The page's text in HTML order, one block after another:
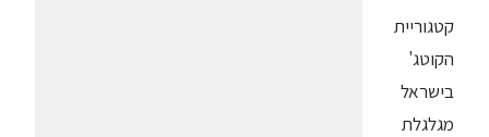
קטגוריית
הקוטג'
בישראל
מגלגלת